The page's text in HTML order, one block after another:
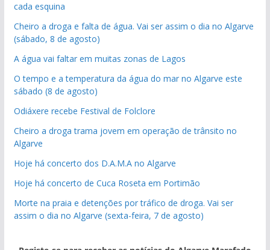
cada esquina
Cheiro a droga e falta de água. Vai ser assim o dia no Algarve
(sábado, 8 de agosto)
A água vai faltar em muitas zonas de Lagos
O tempo e a temperatura da água do mar no Algarve este
sábado (8 de agosto)
Odiáxere recebe Festival de Folclore
Cheiro a droga trama jovem em operação de trânsito no
Algarve
Hoje há concerto dos D.A.M.A no Algarve
Hoje há concerto de Cuca Roseta em Portimão
Morte na praia e detenções por tráfico de droga. Vai ser
assim o dia no Algarve (sexta-feira, 7 de agosto)